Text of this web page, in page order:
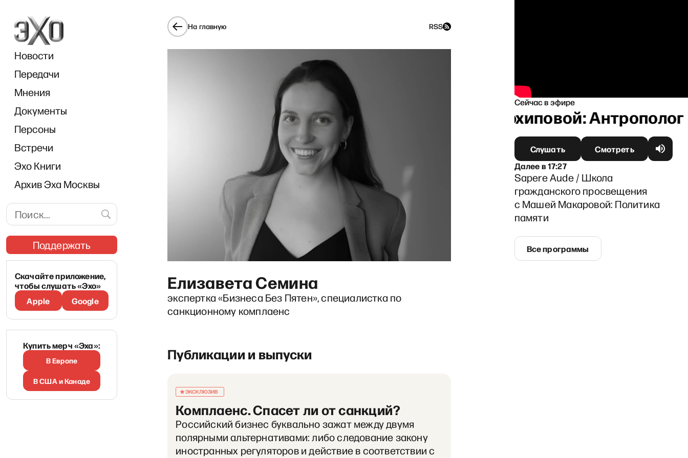
Новости
Передачи
Мнения
Документы
Персоны
Встречи
Эхо Книги
Архив Эха Москвы
Поддержать
Скачайте приложение,
чтобы слушать «Эхо»
Apple
Google
Купить мерч «Эха»:
В Европе
В США и Канаде
На главную RSS
Елизавета Семина
экспертка «Бизнеса Без Пятен», специалистка по
санкционному комплаенс
Публикации и выпуски
ЭКСКЛЮЗИВ
Комплаенс. Спасет ли от санкций?
Российский бизнес буквально зажат между двумя
полярными альтернативами: либо следование закону
иностранных регуляторов и действие в соответствии с
Сейчас в эфире
«Лазарева Тут» с Александрой Архиповой: Антрополог
Слушать
Смотреть
Далеев17:27
Sapere Aude / Школа
гражданского просвещения
с Машей Макаровой: Политика
памяти
Все программы